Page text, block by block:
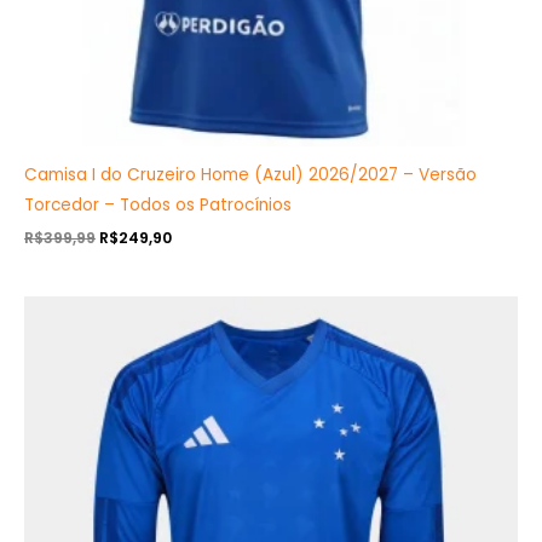
Camisa I do Cruzeiro Home (Azul) 2026/2027 – Versão
Torcedor – Todos os Patrocínios
R$399,99 R$249,90
original
era:
R$409,90.
preço
atual
é:
R$239,90.